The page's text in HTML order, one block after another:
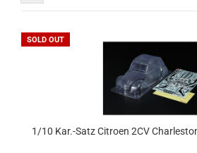
SOLD OUT
1/10 Kar.-Satz Citroen 2CV